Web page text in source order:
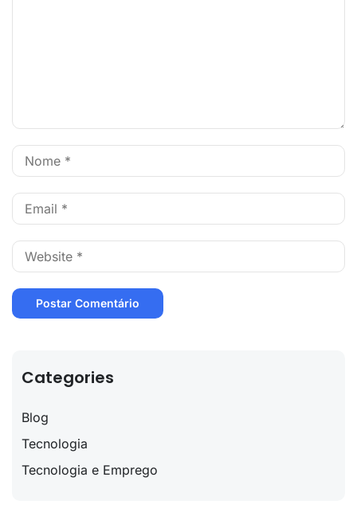
Categories
Blog
Tecnologia
Tecnologia e Emprego